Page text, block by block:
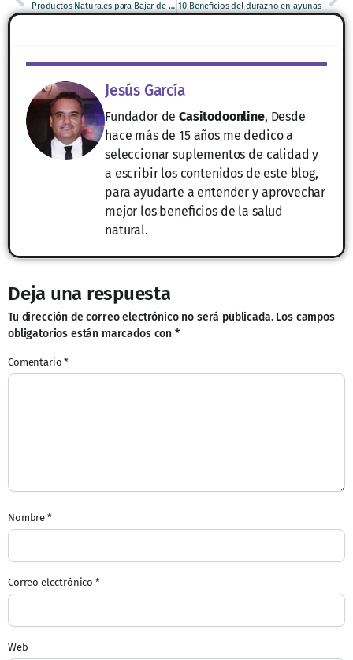
Productos Naturales para Bajar de Peso: Las Opciones Más Efectivas en México 10 Beneficios del durazno en ayunas
Jesús García
Fundador deCasitodoonline, Desde
hace más de 15 años me dedico a
seleccionar suplementos de calidad y
a escribir los contenidos de este blog,
para ayudarte a entender y aprovechar
mejor los beneficios de la salud
natural.
Deja una respuesta
Tu dirección de correo electrónico no será publicada. Los campos
obligatorios están marcados con *
Comentario*
Nombre *
Correo electrónico *
Web